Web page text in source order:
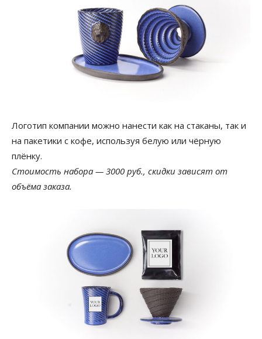
Логотип компании можно нанести как на стаканы, так и
на пакетики с кофе, используя белую или чёрную
плёнку.
Стоимость набора — 3000 руб., скидки зависят от
объёма заказа.